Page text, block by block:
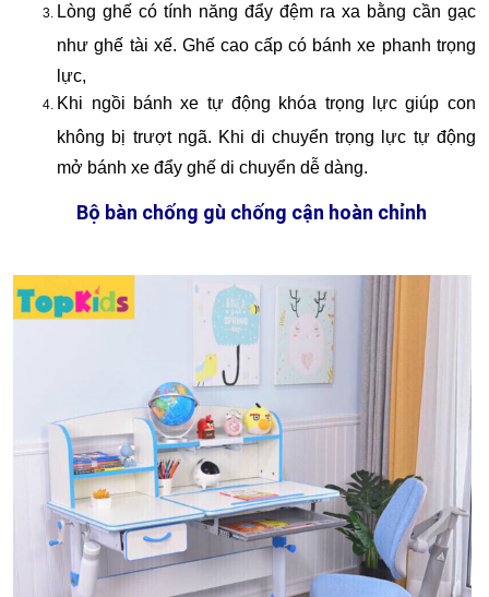
Lòng ghế có tính năng đẩy đệm ra xa bằng cần gạc
như ghế tài xế. Ghế cao cấp có bánh xe phanh trọng
lực,
Khi ngồi bánh xe tự động khóa trọng lực giúp con
không bị trượt ngã. Khi di chuyển trọng lực tự động
mở bánh xe đẩy ghế di chuyển dễ dàng.
Bộ bàn chống gù chống cận hoàn chỉnh